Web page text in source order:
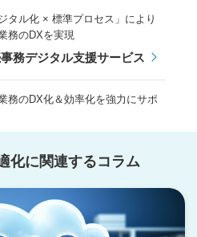
ジタル化 × 標準プロセス」により
務のDXを実現
務デジタル支援サービス
務のDX化＆効率化を強力にサポ
収納支援サービス
思決定を速く、賢く、シンプル
化に関連するコラム